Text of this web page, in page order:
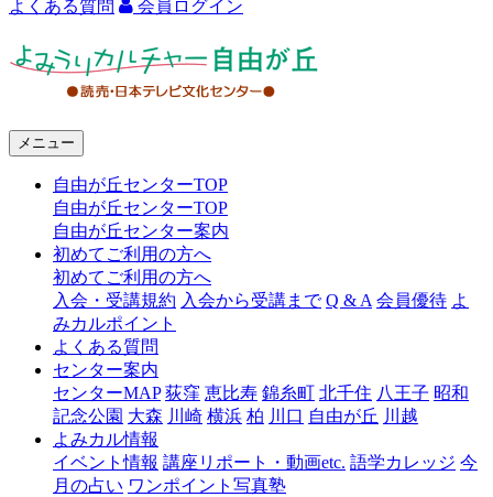
よくある質問 会員ログイン
ャ
由
丘
メニュー
自由が丘センターTOP
自由が丘センターTOP
自由が丘センター案内
初めてご利用の方へ
初めてご利用の方へ
入会・受講規約 入会から受講まで Q & A 会員優待 よ
みカルポイント
よくある質問
センター案内
センターMAP 荻窪 恵比寿 錦糸町 北千住 八王子 昭和
記念公園 大森 川崎 横浜 柏 川口 自由が丘 川越
よみカル情報
イベント情報 講座リポート・動画etc. 語学カレッジ 今
月の占い ワンポイント写真塾